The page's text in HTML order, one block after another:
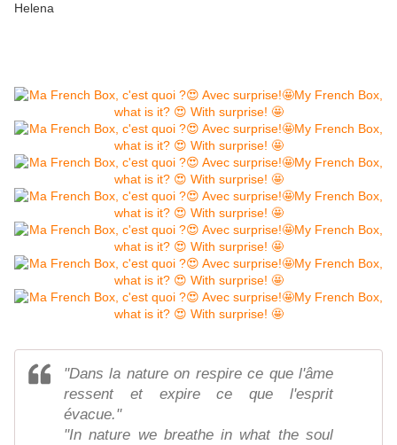
Helena
"Dans la nature on respire ce que l'âme
ressent et expire ce que l'esprit
évacue."
"In nature we breathe in what the soul